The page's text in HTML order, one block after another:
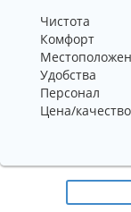
Чистота
Комфорт
Удобства
Персонал
Цена/качество